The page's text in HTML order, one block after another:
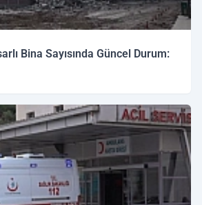
Bina Sayısında Güncel Durum: